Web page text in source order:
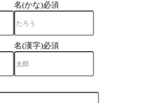
名(かな)必須
名(漢字)必須